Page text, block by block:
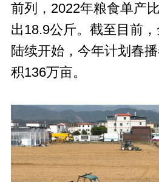
前列，2022年粮食单产
出18.9公斤。截至目前
陆续开始，今年计划春
积136万亩。